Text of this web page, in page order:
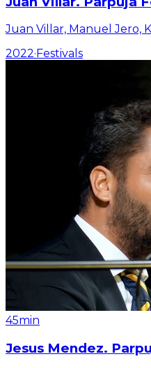
Juan Villar, Manuel Jero,
2022· Festivals
45min
Jesus Mendez.